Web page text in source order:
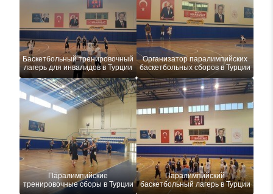
Баскетбольный тренировочный
лагерь для инвалидов в Турции
Организатор паралимпийских
баскетбольных сборов в Турции
Паралимпийские
тренировочные сборы в Турции
Паралимпийский
баскетбольный лагерь в Турции